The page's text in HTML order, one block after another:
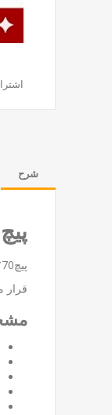
شرح
پیچ70*12آلن میلی خشکه | خرید پیچ آلن استیل صنعتی با کیفیت
قرار